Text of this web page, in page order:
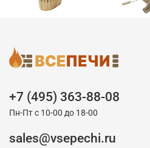
+7 (495) 363-88-08
Пн-Пт с 10-00 до 18-00
sales@vsepechi.ru